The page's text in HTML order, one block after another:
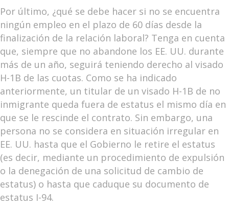
Por último, ¿qué se debe hacer si no se encuentra
ningún empleo en el plazo de 60 días desde la
finalización de la relación laboral? Tenga en cuenta
que, siempre que no abandone los EE. UU. durante
más de un año, seguirá teniendo derecho al visado
H-1B de las cuotas. Como se ha indicado
anteriormente, un titular de un visado H-1B de no
inmigrante queda fuera de estatus el mismo día en
que se le rescinde el contrato. Sin embargo, una
persona no se considera en situación irregular en
EE. UU. hasta que el Gobierno le retire el estatus
(es decir, mediante un procedimiento de expulsión
o la denegación de una solicitud de cambio de
estatus) o hasta que caduque su documento de
estatus I-94.